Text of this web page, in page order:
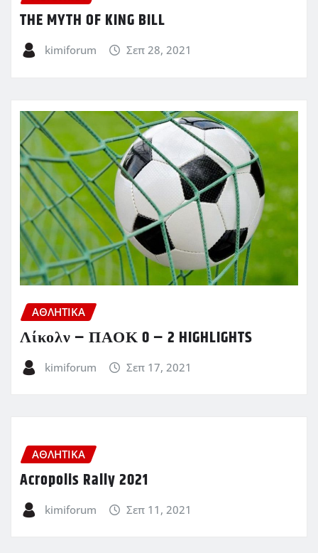
THE MYTH OF KING BILL
kimiforum Σεπ 28, 2021
ΑΘΛΗΤΙΚΑ
Λίκολν – ΠΑΟΚ 0 – 2 HIGHLIGHTS
kimiforum Σεπ 17, 2021
ΑΘΛΗΤΙΚΑ
Acropolis Rally 2021
kimiforum Σεπ 11, 2021